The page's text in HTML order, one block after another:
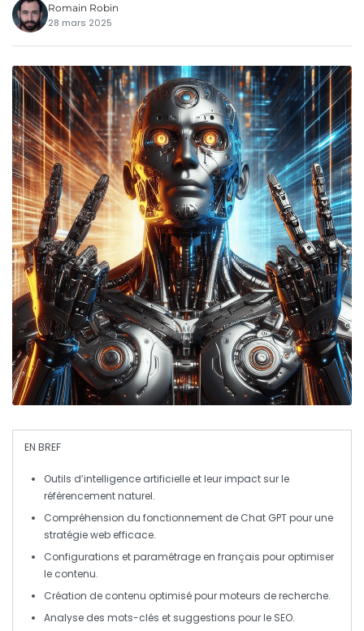
Romain Robin
28 mars 2025
EN BREF
Outils d’intelligence artificielle et leur impact sur le
référencement naturel.
Compréhension du fonctionnement de Chat GPTpour une
stratégie web efficace.
Configurations etparamétrage en français pour optimiser
le contenu.
Création de contenu optimisépour moteurs de recherche.
Analyse des mots-clés et suggestions pour le SEO.